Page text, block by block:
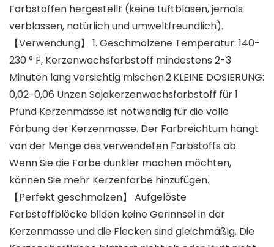
Farbstoffen hergestellt (keine Luftblasen, jemals
verblassen, natürlich und umweltfreundlich).
【Verwendung】 1. Geschmolzene Temperatur: 140-
230 ° F, Kerzenwachsfarbstoff mindestens 2-3
Minuten lang vorsichtig mischen.2.KLEINE DOSIERUNG:
0,02-0,06 Unzen Sojakerzenwachsfarbstoff für 1
Pfund Kerzenmasse ist notwendig für die volle
Färbung der Kerzenmasse. Der Farbreichtum hängt
von der Menge des verwendeten Farbstoffs ab.
Wenn Sie die Farbe dunkler machen möchten,
können Sie mehr Kerzenfarbe hinzufügen.
【Perfekt geschmolzen】 Aufgelöste
Farbstoffblöcke bilden keine Gerinnsel in der
Kerzenmasse und die Flecken sind gleichmäßig. Die